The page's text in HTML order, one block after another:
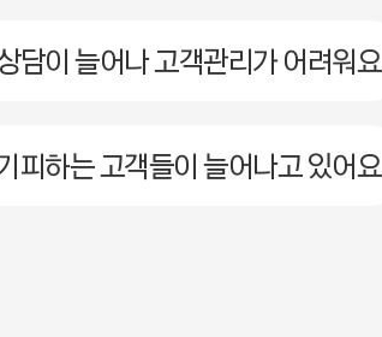
담이 늘어나 고객관리가 어려워요
피하는 고객들이 늘어나고 있어요